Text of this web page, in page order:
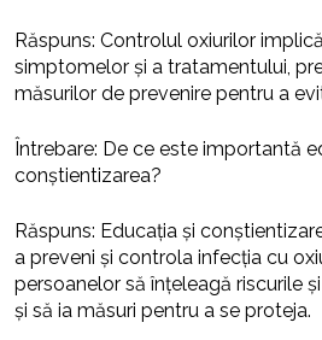
Răspuns: Controlul oxiurilor
simptomelor și a tratamentului,
măsurilor de prevenire pentru a
Întrebare: De ce este importantă
conștientizarea?
Răspuns: Educația și
a preveni și controla infecția cu
persoanelor să înțeleagă riscurile
și să ia măsuri pentru a se proteja.